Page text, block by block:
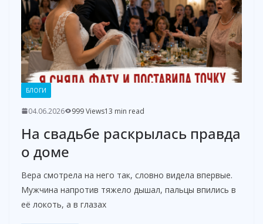
БЛОГИ
04.06.2026 999 Views13 min read
На свадьбе раскрылась правда
о доме
Вера смотрела на него так, словно видела впервые.
Мужчина напротив тяжело дышал, пальцы впились в
её локоть, а в глазах